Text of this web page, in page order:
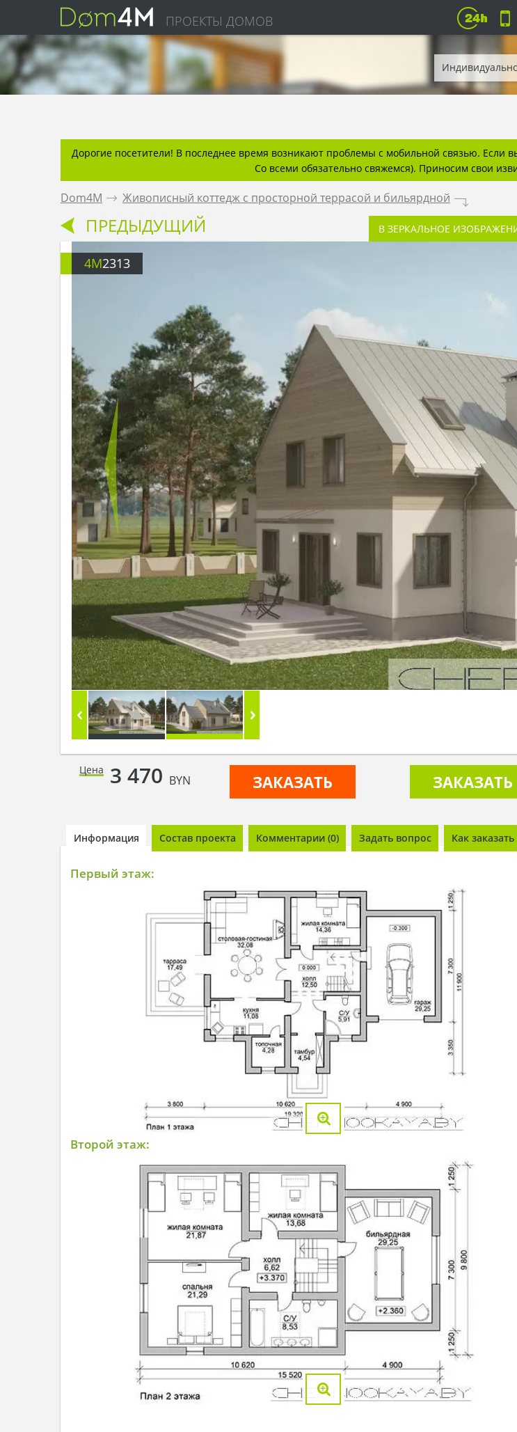
ПРОЕКТЫ ДОМОВ
Дорогие посетители! В последнее время возникают проблемы с мобильной связью. Если
Со всеми обязательно свяжемся). Приносим свои
Dom4M . Живописный коттедж с просторной террасой и бильярдной .
ПРЕДЫДУЩИЙ В ЗЕРКАЛЬНОЕ
4M2313
Цена 3 470 BYN ЗАКАЗАТЬ
Информация Состав проекта Комментарии (0) Задать вопрос Как заказать
Первый этаж:
Второй этаж: